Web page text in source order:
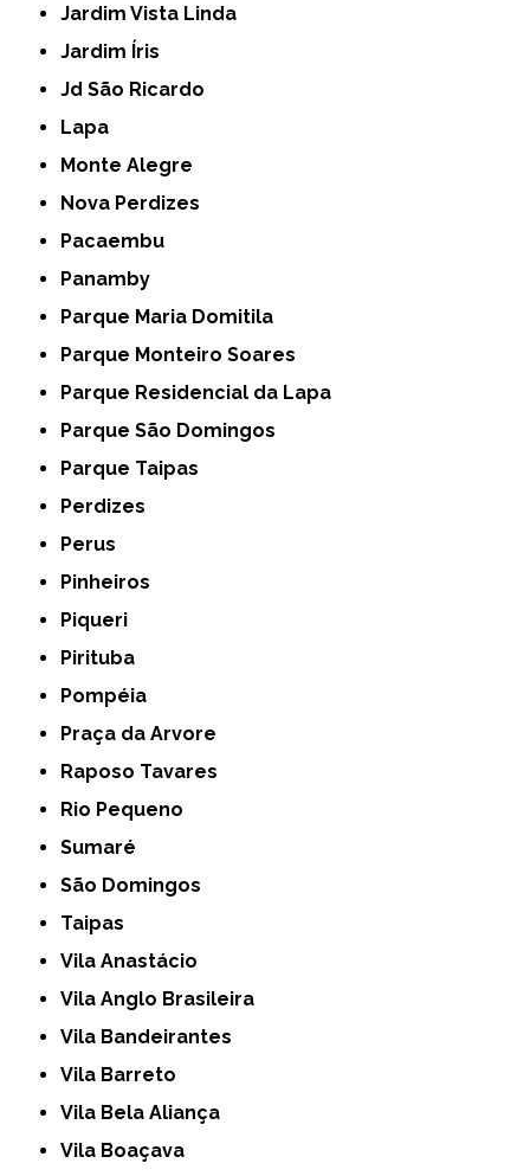
Jardim Vista Linda
Jardim Íris
Jd São Ricardo
Lapa
Monte Alegre
Nova Perdizes
Pacaembu
Panamby
Parque Maria Domitila
Parque Monteiro Soares
Parque Residencial da Lapa
Parque São Domingos
Parque Taipas
Perdizes
Perus
Pinheiros
Piqueri
Pirituba
Pompéia
Praça da Arvore
Raposo Tavares
Rio Pequeno
Sumaré
São Domingos
Taipas
Vila Anastácio
Vila Anglo Brasileira
Vila Bandeirantes
Vila Barreto
Vila Bela Aliança
Vila Boaçava